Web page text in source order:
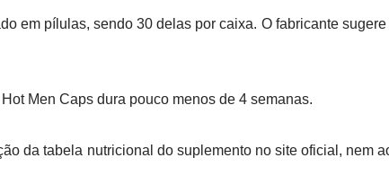
em pílulas, sendo 30 delas por caixa. O fabricante
Men Caps dura pouco menos de 4 semanas.
da tabela nutricional do suplemento no site oficial, nem